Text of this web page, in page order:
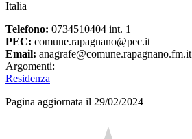
Italia
Telefono: 0734510404 int. 1
PEC: comune.rapagnano@pec.it
Email: anagrafe@comune.rapagnano.fm.it
Argomenti:
Residenza
Pagina aggiornata il 29/02/2024